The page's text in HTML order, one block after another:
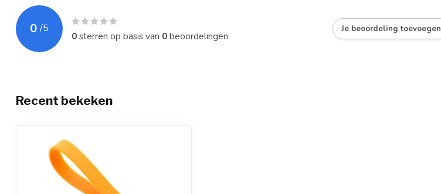
0 /5
0sterren op basis van 0beoordelingen
Je beoordeling toevoegen
Recent bekeken